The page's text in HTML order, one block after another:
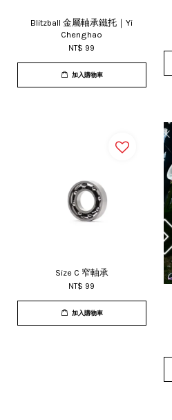
Blitzball 金屬軸承鐵托｜Yi
Chenghao
NT$ 99
加入購物車
Size C 窄軸承
NT$ 99
加入購物車